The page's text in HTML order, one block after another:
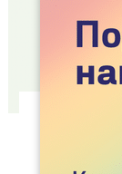
ПРОЕКТ